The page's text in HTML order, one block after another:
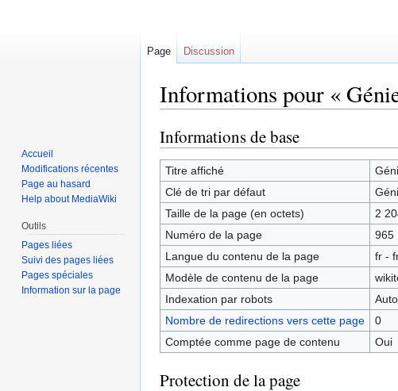
Informations pour «
Sauter
à
la
navigation
Sauter
à
la
recherche
Informations de base
Titre affiché
Clé de tri par défaut
Taille de la page (en octets)
2
Numéro de la page
965
Langue du contenu de la page
fr -
Modèle de contenu de la page
Indexation par robots
Nombre de redirections vers cette page
0
Comptée comme page de contenu
Oui
Protection de la page
Page Discussion
Accueil
Modifications récentes
Page au hasard
Help about MediaWiki
Outils
Pages liées
Suivi des pages liées
Pages spéciales
Information sur la page